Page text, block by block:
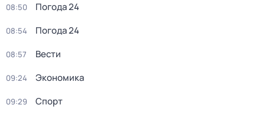
08:50 Погода 24
08:54 Погода 24
08:57 Вести
09:24 Экономика
09:29 Спорт